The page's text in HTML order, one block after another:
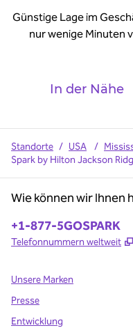
Günstige Lage im
nur wenige Minuten
In der Nähe
Standorte / USA /
Spark by Hilton Jackson
Wie können wir Ihnen
Telefon:
+1-877-5GOSPARK
Telefonnummern weltweit
Unsere Marken
Presse
Entwicklung